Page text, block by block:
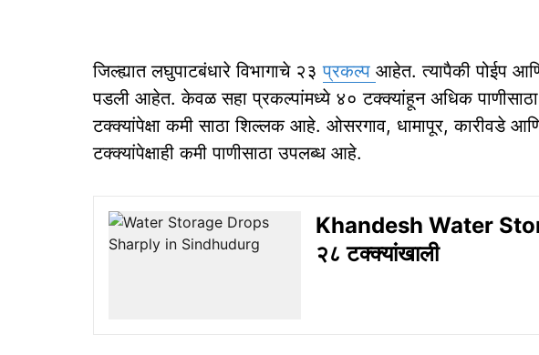
जिल्ह्यात लघुपाटबंधारे विभागाचे २३प्रकल्प आहेत. त्यापैकी पोईप
पडली आहेत. केवळ सहा प्रकल्पांमध्ये ४० टक्क्यांहून अधिक
टक्क्यांपेक्षा कमी साठा शिल्लक आहे. ओसरगाव, धामापूर, कारीवडे
टक्क्यांपेक्षाही कमी पाणीसाठा उपलब्ध आहे.
Khandesh Water
२८ टक्क्यांखाली